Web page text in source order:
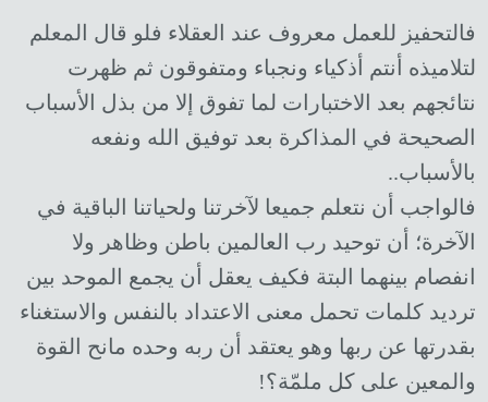
فالتحفيز للعمل معروف عند العقلاء فلو قال المعلم
لتلاميذه أنتم أذكياء ونجباء ومتفوقون ثم ظهرت
نتائجهم بعد الاختبارات لما تفوق إلا من بذل الأسباب
الصحيحة في المذاكرة بعد توفيق الله ونفعه
بالأسباب..
فالواجب أن نتعلم جميعا لآخرتنا ولحياتنا الباقية في
الآخرة؛ أن توحيد رب العالمين باطن وظاهر ولا
انفصام بينهما البتة فكيف يعقل أن يجمع الموحد بين
ترديد كلمات تحمل معنى الاعتداد بالنفس والاستغناء
بقدرتها عن ربها وهو يعتقد أن ربه وحده مانح القوة
والمعين على كل ملمّة؟!